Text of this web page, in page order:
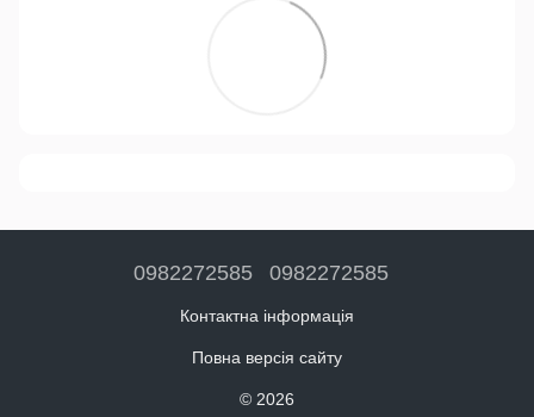
0982272585 0982272585
Контактна інформація
Повна версія сайту
© 2026